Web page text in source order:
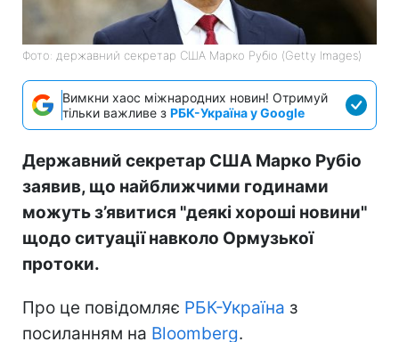
Фото: державний секретар США Марко Рубіо (Getty Images)
Вимкни хаос міжнародних новин! Отримуй
тільки важливе з РБК-Україна у Google
Державний секретар США Марко Рубіо
заявив, що найближчими годинами
можуть з’явитися "деякі хороші новини"
щодо ситуації навколо Ормузької
протоки.
Про це повідомляє РБК-Україна з
посиланням на Bloomberg.